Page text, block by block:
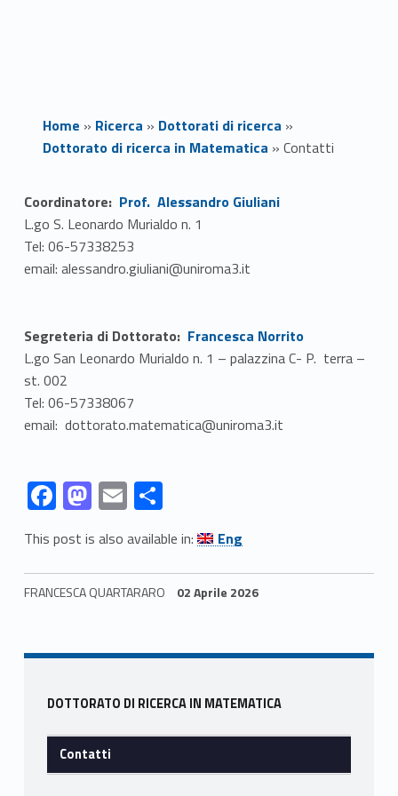
Home » Ricerca » Dottorati di ricerca »
Dottorato di ricerca in Matematica » Contatti
C
o
n
a
t
t
Coordinatore: Link identifier #identifier__117647-1
Prof. Alessandro Giuliani
L.go S. Leonardo Murialdo n. 1
Tel: 06-57338253
email: alessandro.giuliani@uniroma3.it
Segreteria di Dottorato: Link identifier #identifier__148385-2
Francesca Norrito
L.go San Leonardo Murialdo n. 1 – palazzina C- P. terra –
st. 002
Tel: 06-57338067
email: dottorato.matematica@uniroma3.it
Link identifier #identifier__119271-3 F
ac
e
b
o
k
Link identifier #identifier__153957-4 M
as
to
d
o
Link identifier #identifier__62046-5 E
m
ai
l
Link identifier #identifier__95439-6 C
o
n
di
vi
This post is also available in: Link identifier #identifier__83359-7 Eng
FRANCESCA QUARTARARO 02 Aprile 2026
Sidebar
DOTTORATO DI RICERCA IN MATEMATICA
Contatti